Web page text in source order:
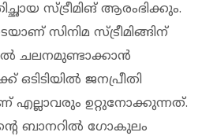
സ്ട്രീമിങ് ആരംഭിക്കും.
സിനിമ സ്ട്രീമിങ്ങിന്
ചലനമുണ്ടാക്കാൻ
ഒടിടിയിൽ ജനപ്രീതി
എല്ലാവരും ഉറ്റുനോക്കുന്നത്.
ബാനറിൽ ഗോകുലം